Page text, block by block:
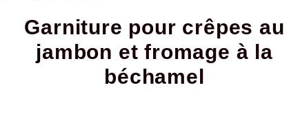
Garniture pour crêpes au
jambon et fromage à la
béchamel